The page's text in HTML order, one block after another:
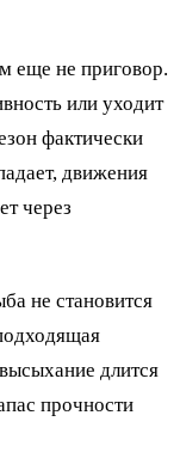
еще не приговор.
или уходит
фактически
движения
через
не становится
длится
прочности